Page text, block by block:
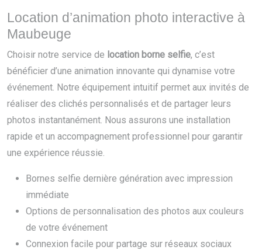
Location d’animation photo interactive à
Maubeuge
Choisir notre service de location borne selfie, c’est
bénéficier d’une animation innovante qui dynamise votre
événement. Notre équipement intuitif permet aux invités de
réaliser des clichés personnalisés et de partager leurs
photos instantanément. Nous assurons une installation
rapide et un accompagnement professionnel pour garantir
une expérience réussie.
Bornes selfie dernière génération avec impression
immédiate
Options de personnalisation des photos aux couleurs
de votre événement
Connexion facile pour partage sur réseaux sociaux